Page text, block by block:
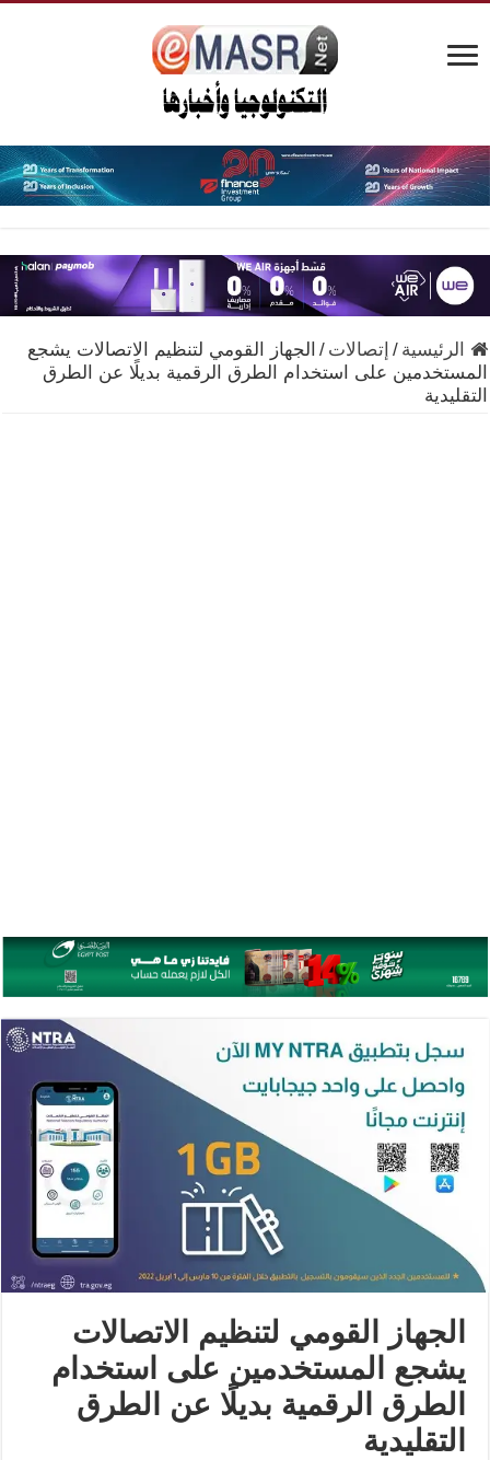
الرئيسية / إتصالات / الجهاز القومي لتنظيم الاتصالات يشجع
المستخدمين على استخدام الطرق الرقمية بديلًا عن الطرق
التقليدية
الجهاز القومي لتنظيم الاتصالات
يشجع المستخدمين على استخدام
الطرق الرقمية بديلًا عن الطرق
التقليدية